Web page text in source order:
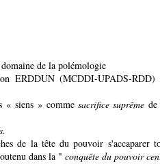
de la polémologie
ERDDUN (MCDDI-UPADS-RDD)
« siens » comme sacrifice suprême
de la tête du pouvoir s'accaparer
dans la " conquête du pouvoir